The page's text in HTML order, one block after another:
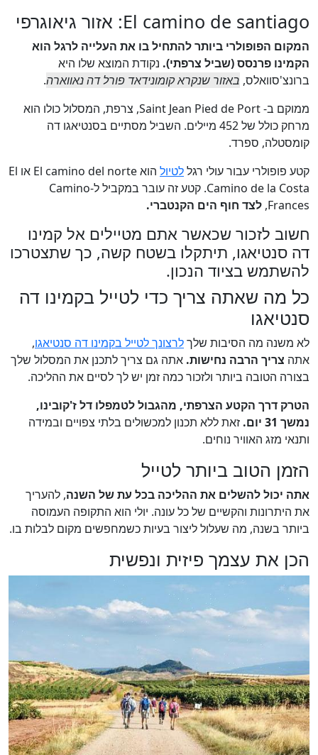
El camino de santiago: אזור גיאוגרפי
המקום הפופולרי ביותר להתחיל בו את העלייה לרגל הוא
הקמינו פרנסס (שביל צרפתי). נקודת המוצא שלו היא
ברונצ'סוואלס, באזור שנקרא קומונידאד פורל דה נאווארה.
ממוקם ב- Saint Jean Pied de Port, צרפת, המסלול כולו הוא
מרחק כולל של 452 מיילים. השביל מסתיים בסנטיאגו דה
קומסטלה, ספרד.
קטע פופולרי עבור עולי רגללטיול
הוא El camino del norte או El
Camino de la Costa. קטע זה עובר במקביל ל-Camino
Frances, לצד חוף הים הקנטברי.
חשוב לזכור שכאשר אתם מטיילים אל קמינו
דה סנטיאגו, תיתקלו בשטח קשה, כך שתצטרכו
להשתמש בציוד הנכון.
כל מה שאתה צריך כדי לטייל בקמינו דה
סנטיאגו
לא משנה מה הסיבות שלךלרצונך לטייל בקמינו דה סנטיאגו,
אתה צריך הרבה נחישות. אתה גם צריך לתכנן את המסלול שלך
בצורה הטובה ביותר ולזכור כמה זמן יש לך לסיים את ההליכה.
הטרק דרך הקטע הצרפתי, מהגבול לטמפלו דל ז'קובינו,
נמשך 31 יום.
זאת ללא תכנון למכשולים בלתי צפויים ובמידה
ותנאי מזג האוויר נוחים.
הזמן הטוב ביותר לטייל
אתה יכול להשלים את ההליכה בכל עת של השנה, להעריך
את היתרונות והקשיים של כל עונה. יולי הוא התקופה העמוסה
ביותר בשנה, מה שעלול ליצור בעיות כשמחפשים מקום לבלות בו.
הכן את עצמך פיזית ונפשית